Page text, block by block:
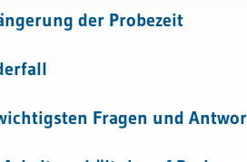
der Probezeit
Fragen und